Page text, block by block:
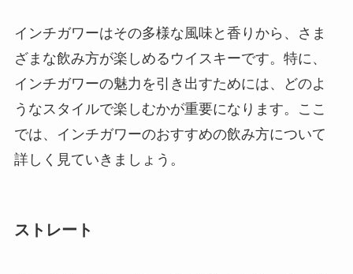
インチガワーはその多様な風味と香りから、さま
ざまな飲み方が楽しめるウイスキーです。特に、
インチガワーの魅力を引き出すためには、どのよ
うなスタイルで楽しむかが重要になります。ここ
では、インチガワーのおすすめの飲み方について
詳しく見ていきましょう。
ストレート